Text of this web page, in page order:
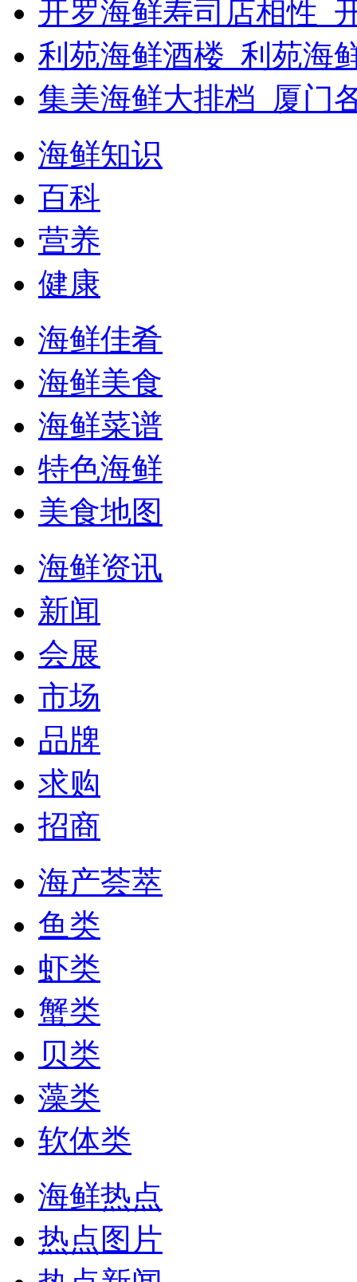
开罗海鲜寿司店相性_
利苑海鲜酒楼_利苑海
集美海鲜大排档_厦门
海鲜知识
百科
营养
健康
海鲜佳肴
海鲜美食
海鲜菜谱
特色海鲜
美食地图
海鲜资讯
新闻
会展
市场
品牌
求购
招商
海产荟萃
鱼类
虾类
蟹类
贝类
藻类
软体类
海鲜热点
热点图片